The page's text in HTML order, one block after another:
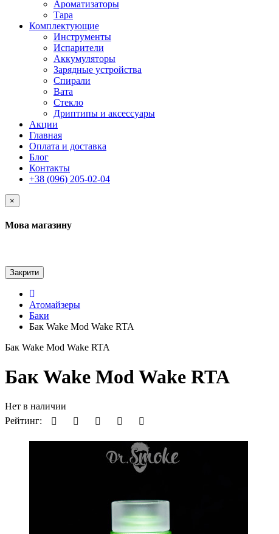
Ароматизаторы
Тара
Комплектующие
Инструменты
Испарители
Аккумуляторы
Зарядные устройства
Спирали
Вата
Стекло
Дриптипы и аксессуары
Акции
Главная
Оплата и доставка
Блог
Контакты
+38 (096) 205-02-04
×
Мова магазину
Закрити
Атомайзеры
Баки
Бак Wake Mod Wake RTA
Бак Wake Mod Wake RTA
Бак Wake Mod Wake RTA
Нет в наличии
Рейтинг: